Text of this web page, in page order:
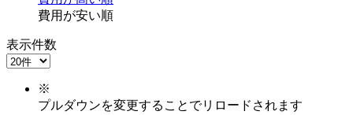
費用が安い順
表示件数
※
プルダウンを変更することでリロードされます